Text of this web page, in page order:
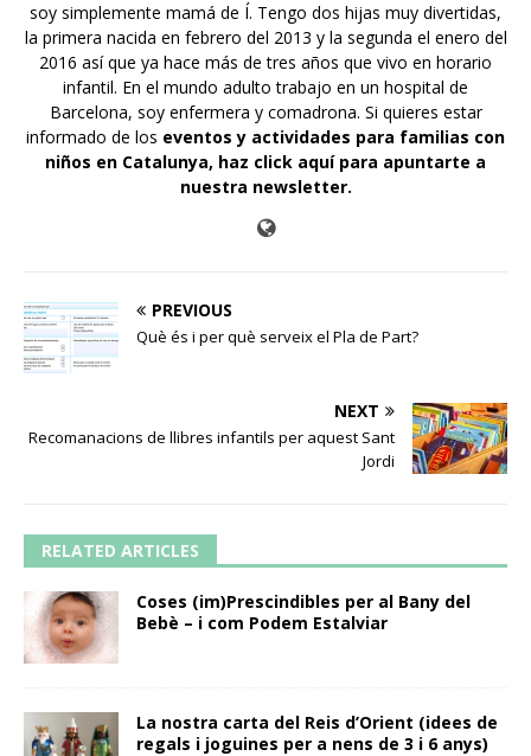
soy simplemente mamá de Í. Tengo dos hijas muy divertidas,
la primera nacida en febrero del 2013 y la segunda el enero del
2016 así que ya hace más de tres años que vivo en horario
infantil. En el mundo adulto trabajo en un hospital de
Barcelona, soy enfermera y comadrona. Si quieres estar
informado de los eventos y actividades para familias con
niños en Catalunya, haz click aquí para apuntarte a
nuestra newsletter.
PREVIOUS
Què és i per què serveix el Pla de Part?
NEXT
Recomanacions de llibres infantils per aquest Sant
Jordi
RELATED ARTICLES
Coses (im)Prescindibles per al Bany del
Bebè – i com Podem Estalviar
La nostra carta del Reis d’Orient (idees de
regals i joguines per a nens de 3 i 6 anys)